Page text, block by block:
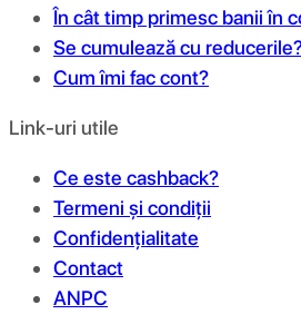
În cât timp primesc banii în
Se cumulează cu
Cum îmi fac cont?
Link-uri utile
Ce este cashback?
Termeni și condiții
Confidențialitate
Contact
ANPC